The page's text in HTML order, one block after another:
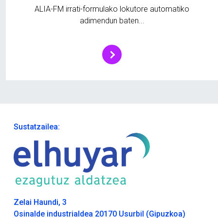
ALIA-FM irrati-formulako lokutore automatiko
adimendun baten...
Sustatzailea:
Zelai Haundi, 3
Osinalde industrialdea 20170 Usurbil (Gipuzkoa)